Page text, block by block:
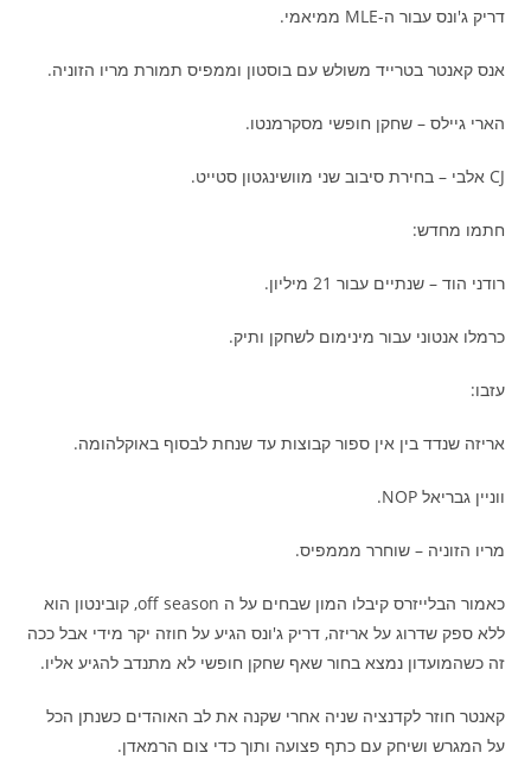
דריק ג'ונס עבור ה-MLE ממיאמי.
אנס קאנטר בטרייד משולש עם בוסטון וממפיס תמורת מריו הזוניה.
הארי גיילס – שחקן חופשי מסקרמנטו.
CJ אלבי – בחירת סיבוב שני מוושינגטון סטייט.
חתמו מחדש:
רודני הוד – שנתיים עבור 21 מיליון.
כרמלו אנטוני עבור מינימום לשחקן ותיק.
עזבו:
אריזה שנדד בין אין ספור קבוצות עד שנחת לבסוף באוקלהומה.
ווניין גבריאל NOP.
מריו הזוניה – שוחרר מממפיס.
כאמור הבלייזרס קיבלו המון שבחים על ה off season, קובינטון הוא
ללא ספק שדרוג על אריזה, דריק ג'ונס הגיע על חוזה יקר מידי אבל ככה
זה כשהמועדון נמצא בחור שאף שחקן חופשי לא מתנדב להגיע אליו.
קאנטר חוזר לקדנציה שניה אחרי שקנה את לב האוהדים כשנתן הכל
על המגרש ושיחק עם כתף פצועה ותוך כדי צום הרמאדן.